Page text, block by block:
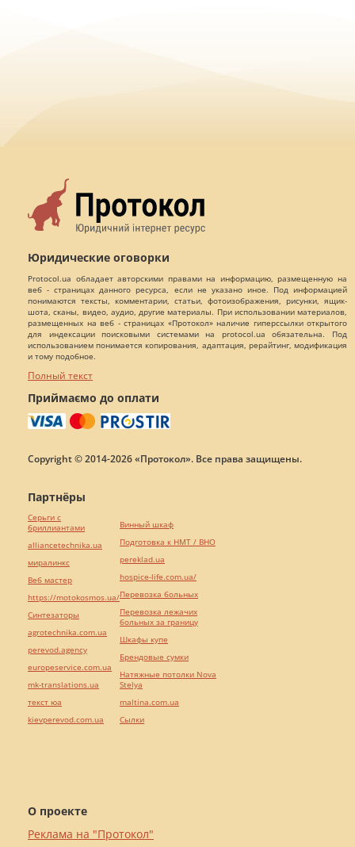
Юридические оговорки
Protocol.ua обладает авторскими правами на информацию, размещенную на
веб - страницах данного ресурса, если не указано иное. Под информацией
понимаются тексты, комментарии, статьи, фотоизображения, рисунки, ящик-
шота, сканы, видео, аудио, другие материалы. При использовании материалов,
размещенных на веб - страницах «Протокол» наличие гиперссылки открытого
для индексации поисковыми системами на protocol.ua обязательна. Под
использованием понимается копирования, адаптация, рерайтинг, модификация
и тому подобное.
Полный текст
Приймаємо до оплати
Copyright © 2014-2026 «Протокол». Все права защищены.
О проекте
Реклама на "Протокол"
Партнёры
Серьги с
бриллиантами
alliancetechnika.ua
миралинкс
Веб мастер
https://motokosmos.ua/
Синтезаторы
agrotechnika.com.ua
perevod.agency
europeservice.com.ua
mk-translations.ua
текст юа
kievperevod.com.ua
Винный шкаф
Подготовка к НМТ / ВНО
pereklad.ua
hospice-life.com.ua/
Перевозка больных
Перевозка лежачих
больных за границу
Шкафы купе
Брендовые сумки
Натяжные потолки Nova
Stelya
maltina.com.ua
Cылки